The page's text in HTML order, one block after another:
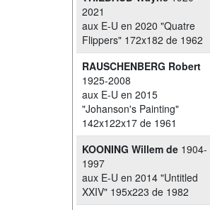
2021
aux E-U en 2020 "Quatre
Flippers" 172x182 de 1962
RAUSCHENBERG Robert
1925-2008
aux E-U en 2015
"Johanson's Painting"
142x122x17 de 1961
KOONING Willem de 1904-
1997
aux E-U en 2014 "Untitled
XXIV" 195x223 de 1982